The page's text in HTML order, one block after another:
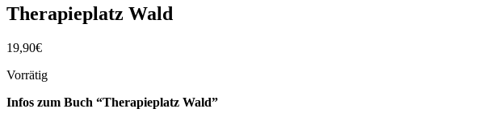
Therapieplatz Wald
19,90€
Vorrätig
Infos zum Buch “Therapieplatz Wald”